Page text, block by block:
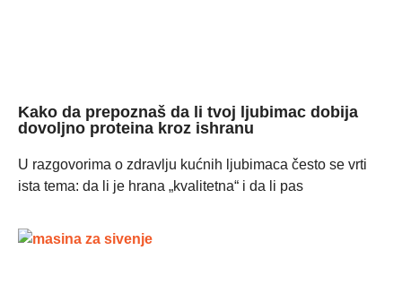
Kako da prepoznaš da li tvoj ljubimac dobija
dovoljno proteina kroz ishranu
U razgovorima o zdravlju kućnih ljubimaca često se vrti
ista tema: da li je hrana „kvalitetna“ i da li pas